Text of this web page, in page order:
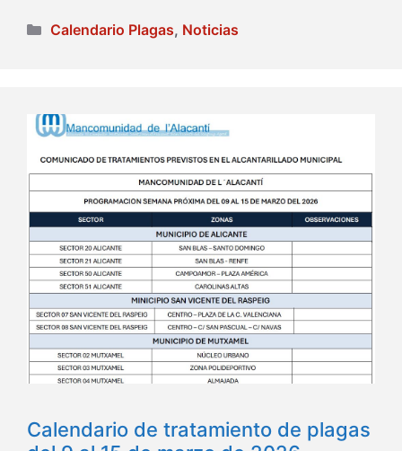
Categorías
Calendario Plagas, Noticias
Calendario de tratamiento de plagas